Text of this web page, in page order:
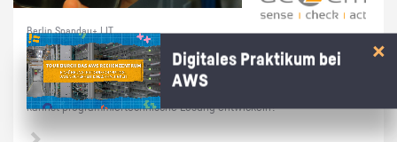
Berlin Spandau+ | IT
Prak­ti­kum soft­ware­na­he Tech­nik
Du hast dich in­ten­siv mit Linux/Raspber­ry Pi's/Py­thon be­schäf­tigt und
kannst pro­gram­mier­tech­ni­sche Lö­sung ent­wi­ckeln?
Digitales Praktikum bei
AWS